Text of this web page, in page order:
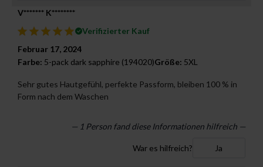
V******* K********
Verifizierter Kauf
Februar 17, 2024
Farbe: 5-pack dark sapphire (194020)Größe: 5XL
Sehr gutes Hautgefühl, perfekte Passform, bleiben 100 % in
Form nach dem Waschen
— 1 Person fand diese Informationen hilfreich —
War es hilfreich? Ja